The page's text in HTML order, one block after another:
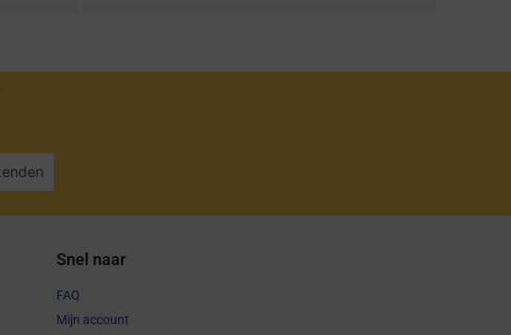
Snel naar
FAQ
Mijn account